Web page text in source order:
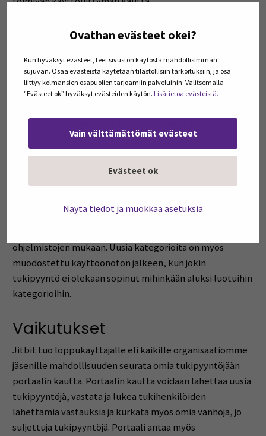
Ovathan evästeet okei?
Kun hyväksyt evästeet, teet sivuston käytöstä mahdollisimman
sujuvan. Osaa evästeistä käytetään tilastollisiin tarkoituksiin, ja osa
liittyy kolmansien osapuolien tarjoamiin palveluihin. Valitsemalla
”Evästeet ok” hyväksyt evästeiden käytön. Lisätietoa evästeistä.
Vain välttämättömät evästeet
Evästeet ok
Näytä tiedot ja muokkaa asetuksia
Käyttöliittymään itsessään ei tarvinnut tehdä kuin
tuolla, pienellä html-palasella täällä. Taustalle tehtiin
erilaisia automatisointeja työnkulkujen suhteen. Näitä
automatisointeja ovat esim. ilmoituksen lähteminen
tukipyynnöistä.
Tukipyyntökategorioita luotiin vanhan järjestelmän
perusteella, kuitenkin tarpeellisella nykyaikaistuksella.
Winha-kategoriaa. Uusia kategorioita myös
ohjelmistojen mukaan. Uusia kategorioita on myös
muodostettu käyttöönoton jälkeen, kun jokin
tukipyyntö ei olekaan sopinut mihinkään aluksi luotuihin
kategorioihin.
Vaikutukset
Jitbit tuo loppukäyttäjälle eli kaikille organisaatiomme
jäsenille mahdollisuuden seurata omia tukipyyntöjään
portaalin kautta. Portaalin kautta voidaan lähettää uusia
tukipyyntöjä, vastata ja lukea tukihenkilöiden
lähettämiä vastauksia ja kurkata myös omia vanhoja, jo
suljettuja tukipyyntöjä. Portaali antaa myös